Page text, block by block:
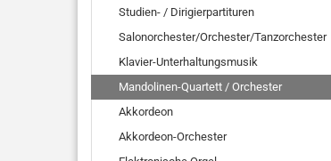
Studien- / Dirigierpartituren
Salonorchester/Orchester/Tanzorchester
Klavier-Unterhaltungsmusik
Mandolinen-Quartett / Orchester
Akkordeon
Akkordeon-Orchester